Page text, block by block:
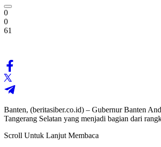
0
0
61
Banten, (beritasiber.co.id) – Gubernur Banten
Tangerang Selatan yang menjadi bagian dari
Scroll Untuk Lanjut Membaca